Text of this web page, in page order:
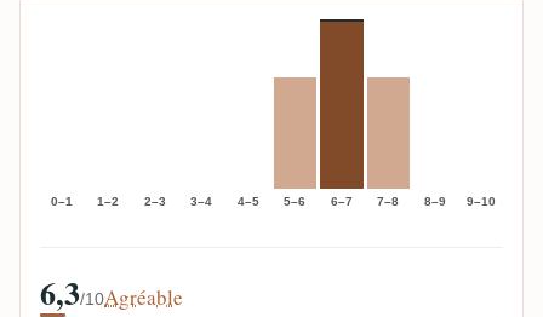
0–1 1–2 2–3 3–4 4–5 5–6 6–7 7–8 8–9 9–10
6,3/10Agréable